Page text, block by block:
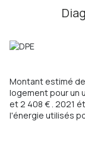
Dépendances :
Équipements :
menuiseries PVC
marque "DAIKIN"
Charges
comprise) dont
Taxe foncière : 1
Les informations
Montant estimé
logement pour un
et 2 408 € . 2021
l'énergie utilisés